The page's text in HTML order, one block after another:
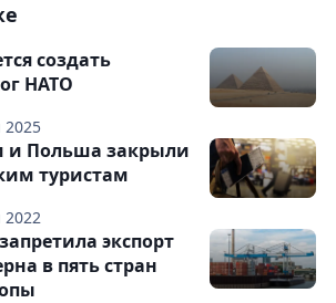
2025
создать
НАТО
2022
и Польша закрыли
туристам
экспорт
в пять стран